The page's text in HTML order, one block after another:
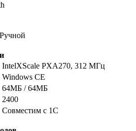
IntelXScale PXA270, 312 МГц
Windows CE
64МБ / 64МБ
2400
Совместим с 1С